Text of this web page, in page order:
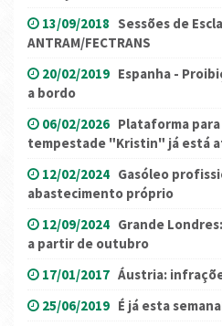
13/09/2018 Sessões de
ANTRAM/FECTRANS
20/02/2019 Espanha -
a bordo
06/02/2026 Plataforma
tempestade "Kristin" já está
12/02/2024 Gasóleo
abastecimento próprio
12/09/2024 Grande
a partir de outubro
17/01/2017 Áustria:
25/06/2019 É já esta